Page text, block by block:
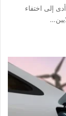
إلى اختفاء